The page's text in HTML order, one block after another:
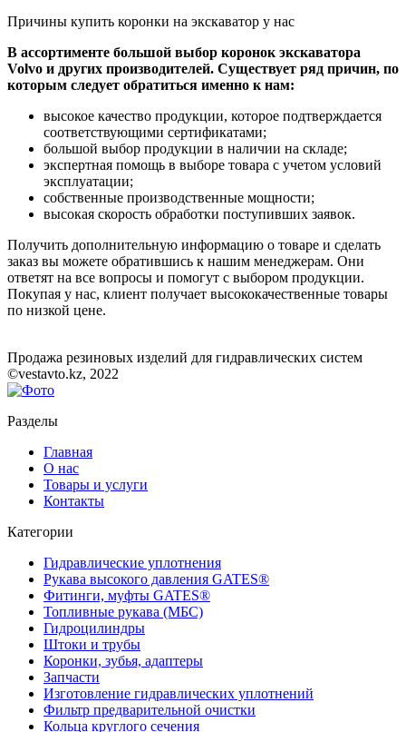
Причины купить коронки на экскаватор у нас
В ассортименте большой выбор коронок экскаватора
Volvo и других производителей. Существует ряд причин, по
которым следует обратиться именно к нам:
высокое качество продукции, которое подтверждается
соответствующими сертификатами;
большой выбор продукции в наличии на складе;
экспертная помощь в выборе товара с учетом условий
эксплуатации;
собственные производственные мощности;
высокая скорость обработки поступивших заявок.
Получить дополнительную информацию о товаре и сделать
заказ вы можете обратившись к нашим менеджерам. Они
ответят на все вопросы и помогут с выбором продукции.
Покупая у нас, клиент получает высококачественные товары
по низкой цене.
Продажа резиновых изделий для гидравлических систем
©vestavto.kz, 2022
Разделы
Главная
О нас
Товары и услуги
Контакты
Категории
Гидравлические уплотнения
Рукава высокого давления GATES®
Фитинги, муфты GATES®
Топливные рукава (МБС)
Гидроцилиндры
Штоки и трубы
Коронки, зубья, адаптеры
Запчасти
Изготовление гидравлических уплотнений
Фильтр предварительной очистки
Кольца круглого сечения